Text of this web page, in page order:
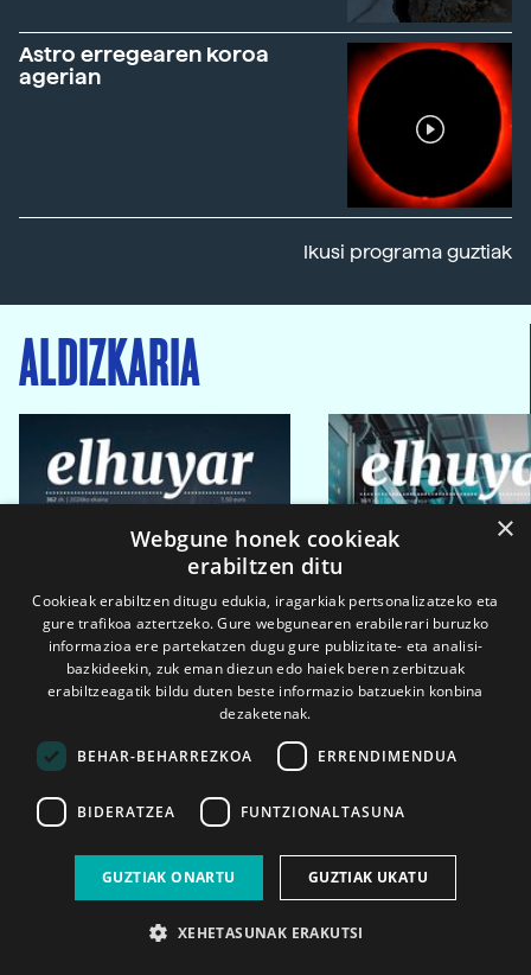
Astro erregearen koroa
agerian
Ikusi programa guztiak
ALDIZKARIA
×
Webgune honek cookieak
erabiltzen ditu
Cookieak erabiltzen ditugu edukia, iragarkiak pertsonalizatzeko eta
gure trafikoa aztertzeko. Gure webgunearen erabilerari buruzko
informazioa ere partekatzen dugu gure publizitate- eta analisi-
bazkideekin, zuk eman diezun edo haiek beren zerbitzuak
erabiltzeagatik bildu duten beste informazio batzuekin konbina
dezaketenak.
BEHAR-BEHARREZKOA ERRENDIMENDUA
BIDERATZEA FUNTZIONALTASUNA
GUZTIAK ONARTU GUZTIAK UKATU
XEHETASUNAK ERAKUTSI